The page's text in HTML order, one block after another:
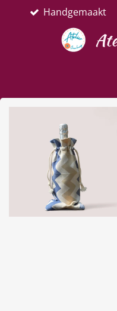
Handgemaakt